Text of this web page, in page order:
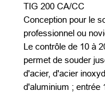
TIG 200 CA/CC
Conception pour le
professionnel ou
Le contrôle de 10 à
permet de souder
d'acier, d'acier
d'aluminium ; entrée